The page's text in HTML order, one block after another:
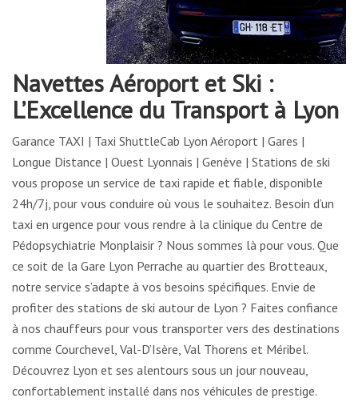
Navettes Aéroport et Ski :
L’Excellence du Transport à Lyon
Garance TAXI | Taxi ShuttleCab Lyon Aéroport | Gares |
Longue Distance | Ouest Lyonnais | Genève | Stations de ski
vous propose un service de taxi rapide et fiable, disponible
24h/7j, pour vous conduire où vous le souhaitez. Besoin d’un
taxi en urgence pour vous rendre à la clinique du Centre de
Pédopsychiatrie Monplaisir ? Nous sommes là pour vous. Que
ce soit de la Gare Lyon Perrache au quartier des Brotteaux,
notre service s’adapte à vos besoins spécifiques. Envie de
profiter des stations de ski autour de Lyon ? Faites confiance
à nos chauffeurs pour vous transporter vers des destinations
comme Courchevel, Val-D’Isère, Val Thorens et Méribel.
Découvrez Lyon et ses alentours sous un jour nouveau,
confortablement installé dans nos véhicules de prestige.